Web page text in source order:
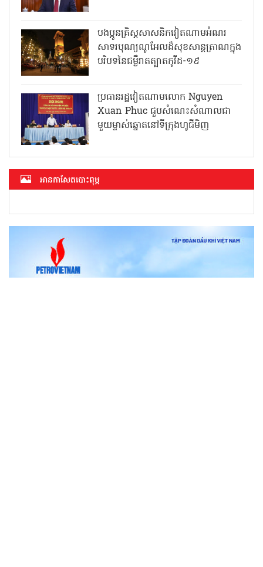
បងប្អូនគ្រិស្តសាសនិកវៀតណាមអំណរ
សាទរបុណ្យណូអែលដ៏សុខសាន្តត្រាណក្នុង
បរិបទនៃជម្ងឺរាតត្បាតកូវីដ-១៩
ប្រធានរដ្ឋវៀតណាមលោក Nguyen
Xuan Phuc ជួបសំណេះសំណាលជា
មួយម្ចាស់ឆ្នោតនៅទីក្រុងហូជីមិញ
អាន​កាសែត​បោះពុម្ភ